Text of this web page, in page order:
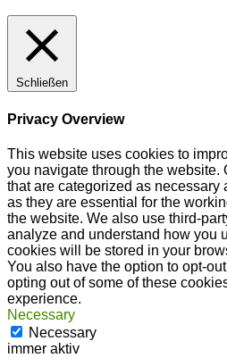
Schließen
Privacy Overview
This website uses cookies to
you navigate through the website.
that are categorized as necessary
as they are essential for the
the website. We also use third-
analyze and understand how you
cookies will be stored in your
You also have the option to opt-
opting out of some of these
experience.
Necessary
Necessary
immer aktiv